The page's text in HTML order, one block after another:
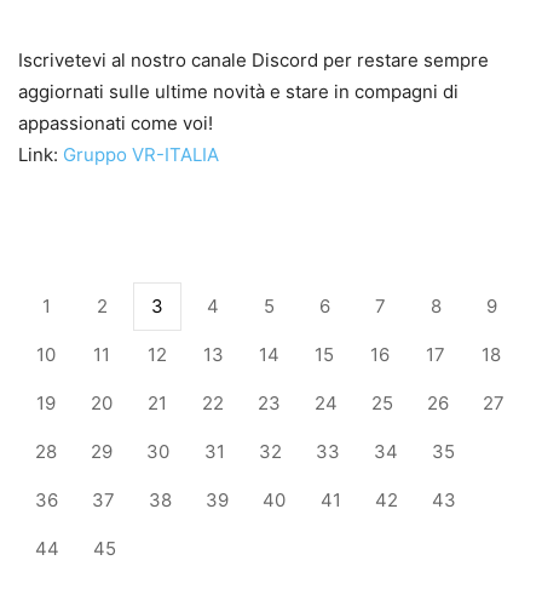
Iscrivetevi al nostro canale Discord per restare sempre
aggiornati sulle ultime novità e stare in compagni di
appassionati come voi!
Link: Gruppo VR-ITALIA
1 2 3 4 5 6 7 8 9
10 11 12 13 14 15 16 17 18
19 20 21 22 23 24 25 26 27
28 29 30 31 32 33 34 35
36 37 38 39 40 41 42 43
44 45